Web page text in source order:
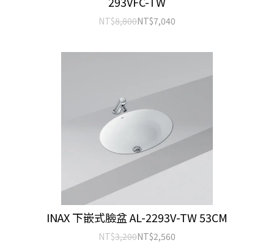
NT$8,800NT$7,040
INAX 下嵌式臉盆 AL-2293V-TW 53CM
NT$3,200NT$2,560